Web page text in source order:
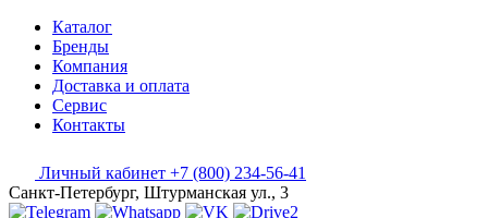
Каталог
Бренды
Компания
Доставка и оплата
Сервис
Контакты
Личный кабинет +7 (800) 234-56-41
Санкт-Петербург, Штурманская ул., 3